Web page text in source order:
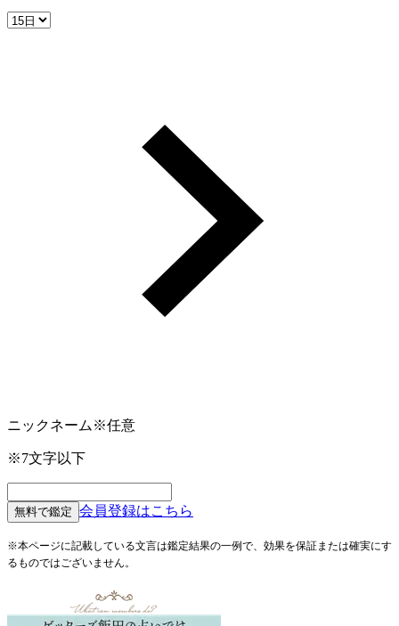
ニックネーム※任意
※7文字以下
無料で鑑定 会員登録はこちら
※本ページに記載している文言は鑑定結果の一例で、効果を保証または確実にす
るものではございません。